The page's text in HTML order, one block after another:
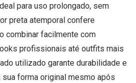
para uso prolongado, sem
preta atemporal confere
combinar facilmente com
profissionais até outfits mais
utilizado garante durabilidade e
forma original mesmo após